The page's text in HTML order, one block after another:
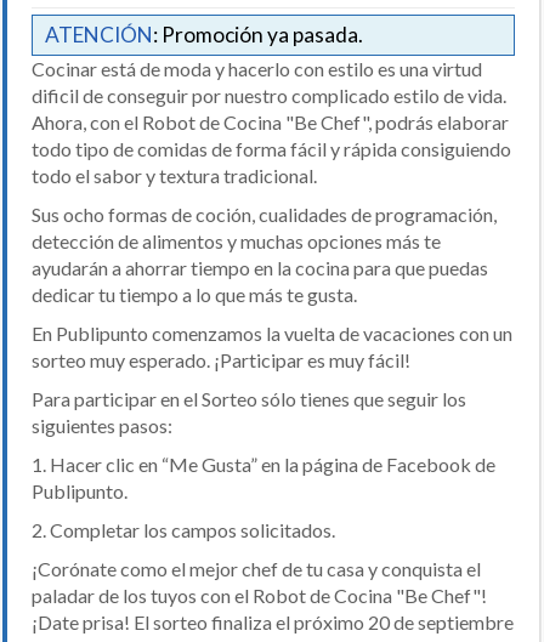
ATENCIÓN: Promoción ya pasada.
Cocinar está de moda y hacerlo con estilo es una virtud
dificil de conseguir por nuestro complicado estilo de vida.
Ahora, con el Robot de Cocina "Be Chef", podrás elaborar
todo tipo de comidas de forma fácil y rápida consiguiendo
todo el sabor y textura tradicional.
Sus ocho formas de coción, cualidades de programación,
detección de alimentos y muchas opciones más te
ayudarán a ahorrar tiempo en la cocina para que puedas
dedicar tu tiempo a lo que más te gusta.
En Publipunto comenzamos la vuelta de vacaciones con un
sorteo muy esperado. ¡Participar es muy fácil!
Para participar en el Sorteo sólo tienes que seguir los
siguientes pasos:
1. Hacer clic en “Me Gusta” en la página de Facebook de
Publipunto.
2. Completar los campos solicitados.
¡Corónate como el mejor chef de tu casa y conquista el
paladar de los tuyos con el Robot de Cocina "Be Chef"!
¡Date prisa! El sorteo finaliza el próximo 20 de septiembre